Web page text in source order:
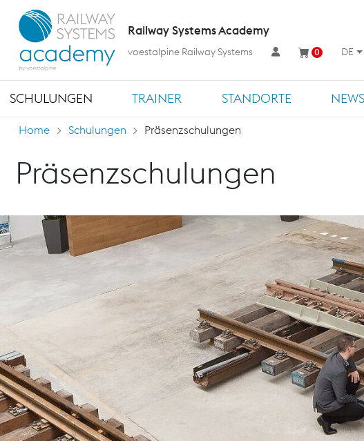
SCHULUNGEN TRAINER STANDORTE NEWS
Railway Systems Academy
voestalpine Railway Systems 0 DE
Home Schulungen Präsenzschulungen
Präsenzschulungen